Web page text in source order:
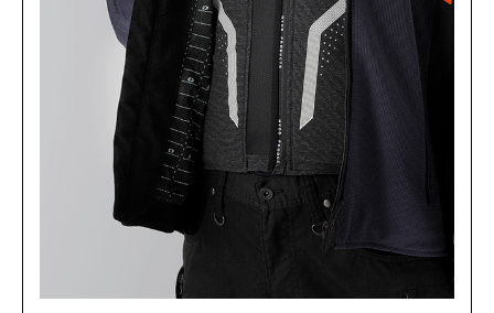
BLACK/BLUE
M
¥43,890(税込)
カートに入れる
BLACK/BLUE
MW
¥43,890 (税込)
カートに入れる
BLACK/WHITE
¥43,890 (税込)
カートに入れる